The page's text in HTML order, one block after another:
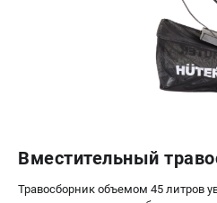
+7 (8112)
Вместительный
Травосборник объемом 45 литров